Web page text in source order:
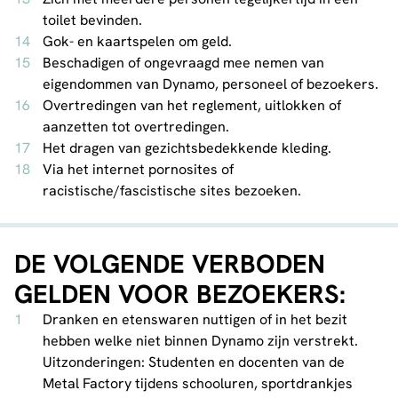
toilet bevinden.
Gok- en kaartspelen om geld.
Beschadigen of ongevraagd mee nemen van
eigendommen van Dynamo, personeel of bezoekers.
Overtredingen van het reglement, uitlokken of
aanzetten tot overtredingen.
Het dragen van gezichtsbedekkende kleding.
Via het internet pornosites of
racistische/fascistische sites bezoeken.
DE VOLGENDE VERBODEN
GELDEN VOOR BEZOEKERS:
Dranken en etenswaren nuttigen of in het bezit
hebben welke niet binnen Dynamo zijn verstrekt.
Uitzonderingen: Studenten en docenten van de
Metal Factory tijdens schooluren, sportdrankjes